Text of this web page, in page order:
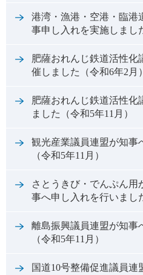
港湾・漁港・空港・臨港
事申し入れを実施しまし
肥薩おれんじ鉄道活性化
催しました（令和6年2月）
肥薩おれんじ鉄道活性化
ました（令和5年11月）
観光産業議員連盟が知事
（令和5年11月）
さとうきび・でんぷん用
事へ申し入れを行いまし
離島振興議員連盟が知事
（令和5年11月）
国道10号整備促進議員